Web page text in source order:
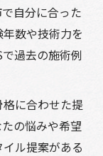
自分に合った
数や技術力を
過去の施術例
に合わせた提
の悩みや希望
ル提案がある